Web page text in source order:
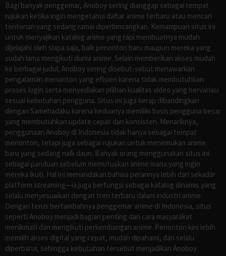
Bagi banyak penggemar, Anoboy sering dianggap sebagai tempat
rujukan ketika ingin mengetahui daftar anime terbaru atau mencari
tontonan yang sedang ramai diperbincangkan. Kemampuan situs ini
untuk menyajikan katalog anime yang rapi membuatnya mudah
dijelajahi oleh siapa saja, baik penonton baru maupun mereka yang
sudah lama mengikuti dunia anime. Selain memberikan akses mudah
ke berbagai judul, Anoboy sering disebut-sebut menawarkan
pengalaman menonton yang efisien karena tidak membutuhkan
proses login serta menyediakan pilihan kualitas video yang bervariasi
sesuai kebutuhan pengguna. Situs ini juga kerap dibandingkan
dengan Samehadaku karena keduanya memiliki basis pengguna besar
yang membutuhkan update cepat dan konsisten. Menariknya,
penggunaan Anoboy di Indonesia tidak hanya sebagai tempat
menonton, tetapi juga sebagai rujukan untuk menemukan anime
baru yang sedang naik daun. Banyak orang menggunakan situs ini
sebagai panduan sebelum memutuskan anime mana yang ingin
mereka ikuti. Hal ini menandakan bahwa perannya lebih dari sekadar
platform streaming—ia juga berfungsi sebagai katalog dinamis yang
selalu menyesuaikan dengan tren terbaru dalam industri anime.
Dengan terus bertambahnya penggemar anime di Indonesia, situs
seperti Anoboy menjadi bagian penting dari cara masyarakat
menikmati dan mengikuti perkembangan anime. Penonton kini lebih
memilih akses digital yang cepat, mudah dipahami, dan selalu
diperbarui, sehingga kebutuhan tersebut menjadikan Anoboy